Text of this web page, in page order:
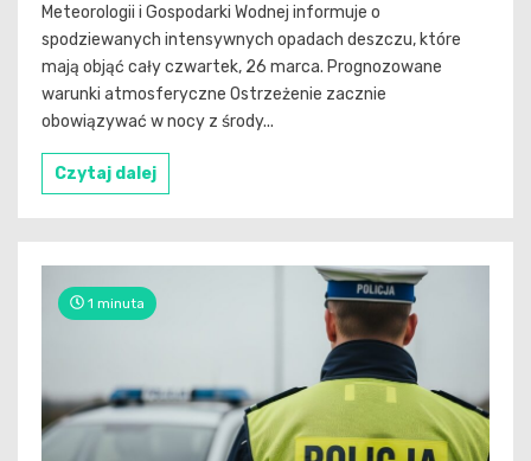
Meteorologii i Gospodarki Wodnej informuje o
spodziewanych intensywnych opadach deszczu, które
mają objąć cały czwartek, 26 marca. Prognozowane
warunki atmosferyczne Ostrzeżenie zacznie
obowiązywać w nocy z środy...
Czytaj dalej
1 minuta